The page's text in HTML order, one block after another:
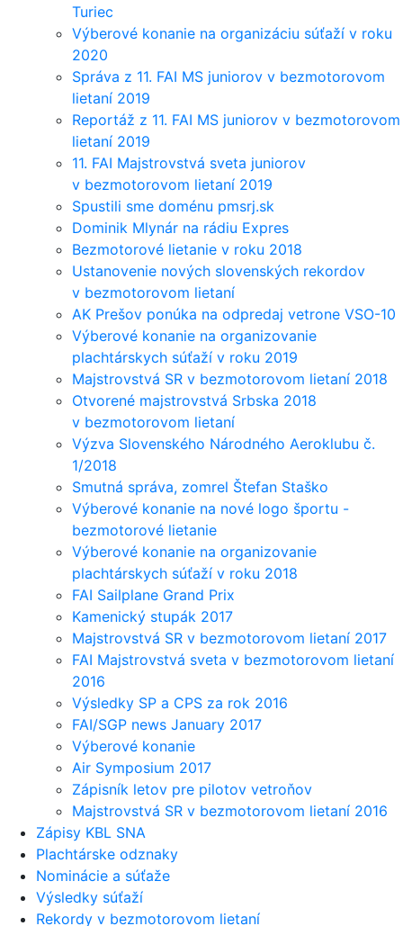
Turiec
Výberové konanie na organizáciu súťaží v roku
2020
Správa z 11. FAI MS juniorov v bezmotorovom
lietaní 2019
Reportáž z 11. FAI MS juniorov v bezmotorovom
lietaní 2019
11. FAI Majstrovstvá sveta juniorov
v bezmotorovom lietaní 2019
Spustili sme doménu pmsrj.sk
Dominik Mlynár na rádiu Expres
Bezmotorové lietanie v roku 2018
Ustanovenie nových slovenských rekordov
v bezmotorovom lietaní
AK Prešov ponúka na odpredaj vetrone VSO-10
Výberové konanie na organizovanie
plachtárskych súťaží v roku 2019
Majstrovstvá SR v bezmotorovom lietaní 2018
Otvorené majstrovstvá Srbska 2018
v bezmotorovom lietaní
Výzva Slovenského Národného Aeroklubu č.
1/2018
Smutná správa, zomrel Štefan Staško
Výberové konanie na nové logo športu -
bezmotorové lietanie
Výberové konanie na organizovanie
plachtárskych súťaží v roku 2018
FAI Sailplane Grand Prix
Kamenický stupák 2017
Majstrovstvá SR v bezmotorovom lietaní 2017
FAI Majstrovstvá sveta v bezmotorovom lietaní
2016
Výsledky SP a CPS za rok 2016
FAI/SGP news January 2017
Výberové konanie
Air Symposium 2017
Zápisník letov pre pilotov vetroňov
Majstrovstvá SR v bezmotorovom lietaní 2016
Zápisy KBL SNA
Plachtárske odznaky
Nominácie a súťaže
Výsledky súťaží
Rekordy v bezmotorovom lietaní